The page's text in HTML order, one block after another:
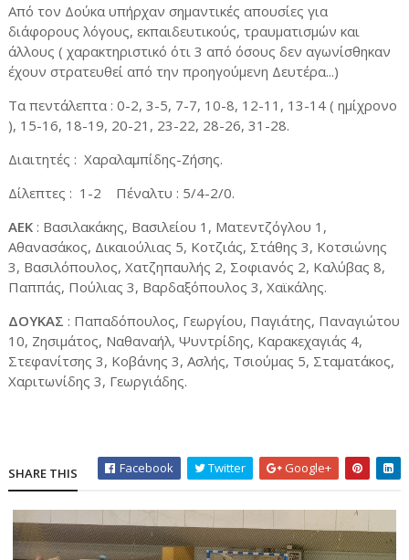
Από τον Δούκα υπήρχαν σημαντικές απουσίες για
διάφορους λόγους, εκπαιδευτικούς, τραυματισμών και
άλλους ( χαρακτηριστικό ότι 3 από όσους δεν αγωνίσθηκαν
έχουν στρατευθεί από την προηγούμενη Δευτέρα...)
Τα πεντάλεπτα : 0-2, 3-5, 7-7, 10-8, 12-11, 13-14 ( ημίχρονο
), 15-16, 18-19, 20-21, 23-22, 28-26, 31-28.
Διαιτητές : Χαραλαμπίδης-Ζήσης.
Δίλεπτες : 1-2 Πέναλτυ : 5/4-2/0.
ΑΕΚ : Βασιλακάκης, Βασιλείου 1, Ματεντζόγλου 1,
Αθανασάκος, Δικαιούλιας 5, Κοτζιάς, Στάθης 3, Κοτσιώνης
3, Βασιλόπουλος, Χατζηπαυλής 2, Σοφιανός 2, Καλύβας 8,
Παππάς, Πούλιας 3, Βαρδαξόπουλος 3, Χαϊκάλης.
ΔΟΥΚΑΣ : Παπαδόπουλος, Γεωργίου, Παγιάτης, Παναγιώτου
10, Ζησιμάτος, Ναθαναήλ, Ψυντρίδης, Καρακεχαγιάς 4,
Στεφανίτσης 3, Κοβάνης 3, Ασλής, Τσιούμας 5, Σταματάκος,
Χαριτωνίδης 3, Γεωργιάδης.
SHARE THIS Facebook Twitter Google+